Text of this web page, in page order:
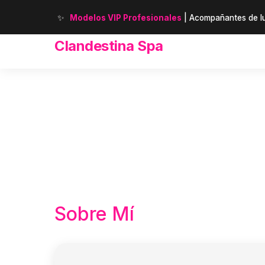
✨ Modelos VIP Profesionales | Acompañantes de
Clandestina Spa
Sobre Mí